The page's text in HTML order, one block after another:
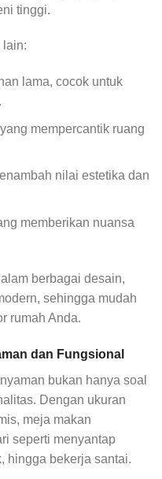
tinggi.
lain:
lama, cocok untuk
mempercantik ruang
nilai estetika dan
memberikan nuansa
berbagai desain,
sehingga mudah
rumah Anda.
dan Fungsional
bukan hanya soal
Dengan ukuran
meja makan
seperti menyantap
hingga bekerja santai.